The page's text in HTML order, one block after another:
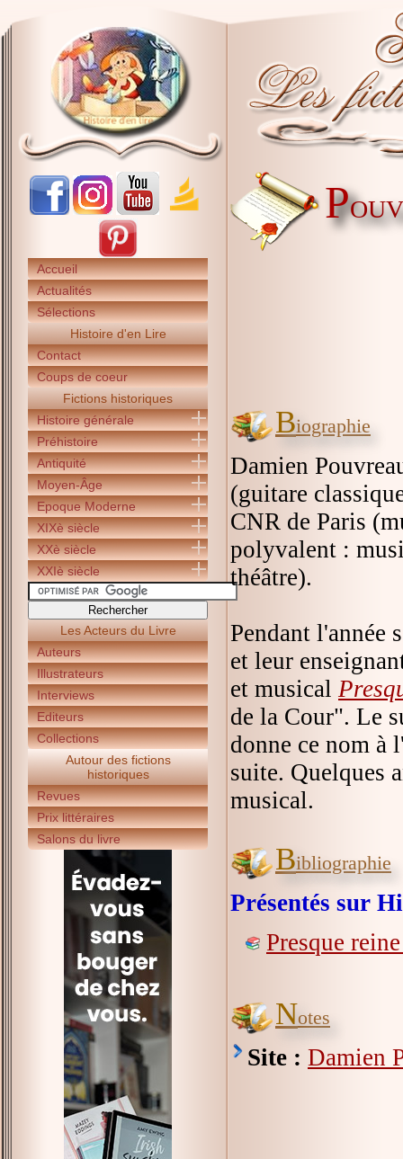
Accueil
Actualités
Sélections
Histoire d'en Lire
Contact
Coups de coeur
Fictions historiques
Histoire générale
Préhistoire
Antiquité
Moyen-Âge
Epoque Moderne
XIXè siècle
XXè siècle
XXIè siècle
Les Acteurs du Livre
Auteurs
Illustrateurs
Interviews
Editeurs
Collections
Autour des fictions
historiques
Revues
Prix littéraires
Salons du livre
P
Biographie
Damien
(guitare
CNR de Paris
polyvalent :
théâtre).
Pendant l'année
et leur
et musical
de la Cour". Le
donne ce nom à
suite. Quelques
musical.
Bibliographie
Présentés sur
Presque
Notes
Site : Damien